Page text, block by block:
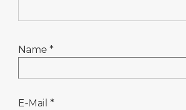
Name *
E-Mail *